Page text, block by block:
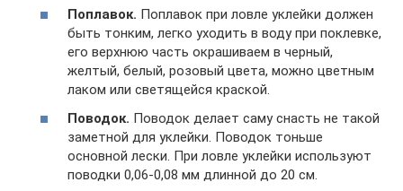
Поплавок. Поплавок при ловле уклейки должен
быть тонким, легко уходить в воду при поклевке,
его верхнюю часть окрашиваем в черный,
желтый, белый, розовый цвета, можно цветным
лаком или светящейся краской.
Поводок. Поводок делает саму снасть не такой
заметной для уклейки. Поводок тоньше
основной лески. При ловле уклейки используют
поводки 0,06-0,08 мм длинной до 20 см.